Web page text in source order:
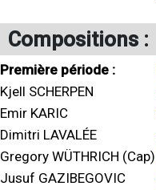
Compositions :
Première période :
Kjell SCHERPEN
Emir KARIC
Dimitri LAVALÉE
Gregory WÜTHRICH (Cap)
Jusuf GAZIBEGOVIC